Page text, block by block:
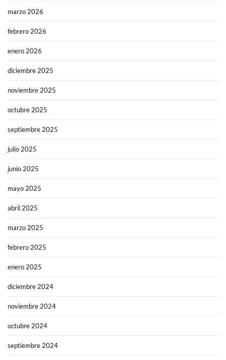
marzo 2026
febrero 2026
enero 2026
diciembre 2025
noviembre 2025
octubre 2025
septiembre 2025
julio 2025
junio 2025
mayo 2025
abril 2025
marzo 2025
febrero 2025
enero 2025
diciembre 2024
noviembre 2024
octubre 2024
septiembre 2024